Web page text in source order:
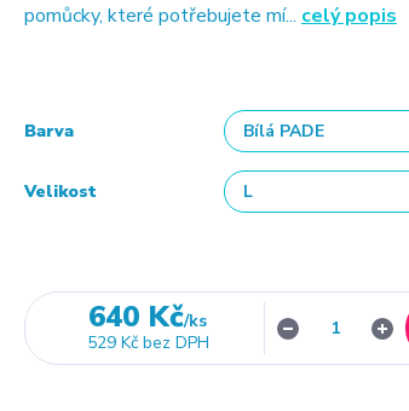
pomůcky, které potřebujete mí... celý popis
Barva
Velikost
640 Kč/ks
529 Kč bez DPH